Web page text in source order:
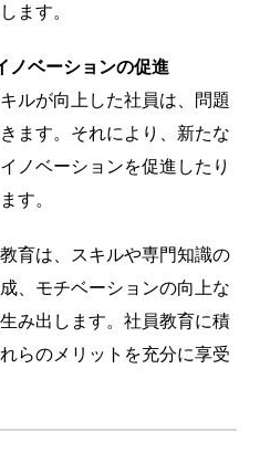
ます。
ノベーションの促進
ルが向上した社員は、問題
ます。それにより、新たな
ノベーションを促進したり
す。
育は、スキルや専門知識の
、モチベーションの向上な
み出します。社員教育に積
らのメリットを充分に享受